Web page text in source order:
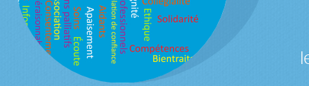
les 5